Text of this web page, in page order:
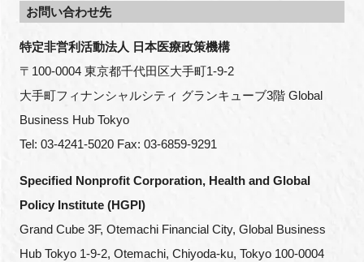
お問い合わせ先
特定非営利活動法人 日本医療政策機構
〒100-0004 東京都千代田区大手町1-9-2
大手町フィナンシャルシティ グランキューブ3階 Global
Business Hub Tokyo
Tel: 03-4241-5020 Fax: 03-6859-9291
Specified Nonprofit Corporation, Health and Global
Policy Institute (HGPI)
Grand Cube 3F, Otemachi Financial City, Global Business
Hub Tokyo 1-9-2, Otemachi, Chiyoda-ku, Tokyo 100-0004